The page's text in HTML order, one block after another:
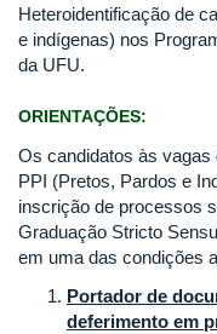
Heteroidentificação de
e indígenas) nos
da UFU.
ORIENTAÇÕES:
Os candidatos às vagas
PPI (Pretos, Pardos e
inscrição de processos
Graduação Stricto
em uma das condições
Portador de
deferimento em